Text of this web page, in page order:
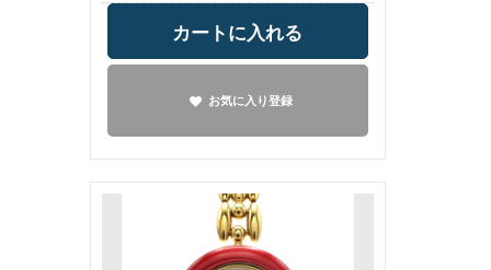
カートに入れる
お気に入り登録